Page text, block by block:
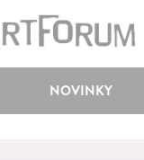
NOVINKY